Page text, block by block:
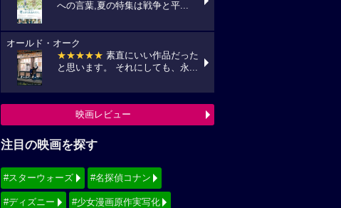
への言葉,夏の特集は戦争と平...
オールド・オーク
★★★★★ 素直にいい作品だった
と思います。 それにしても、永...
映画レビュー
注目の映画を探す
#スターウォーズ #名探偵コナン
#ディズニー #少女漫画原作実写化